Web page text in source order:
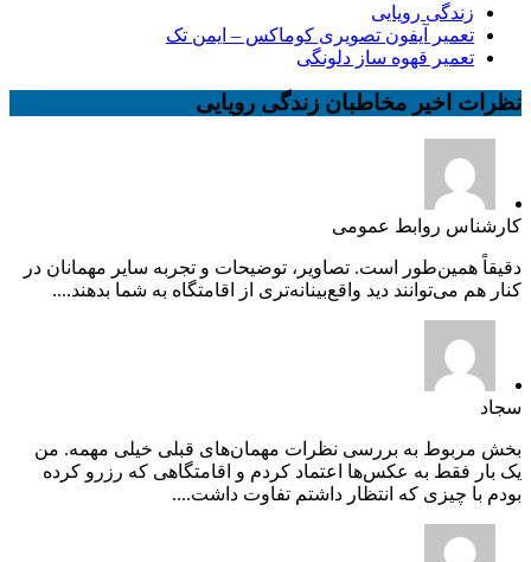
زندگی رویایی
تعمیر آیفون تصویری کوماکس – ایمن تک
تعمیر قهوه ساز دلونگی
نظرات اخیر مخاطبان زندگی رویایی
کارشناس روابط عمومی
دقیقاً همین‌طور است. تصاویر، توضیحات و تجربه سایر مهمانان در
کنار هم می‌توانند دید واقع‌بینانه‌تری از اقامتگاه به شما بدهند....
سجاد
بخش مربوط به بررسی نظرات مهمان‌های قبلی خیلی مهمه. من
یک بار فقط به عکس‌ها اعتماد کردم و اقامتگاهی که رزرو کرده
بودم با چیزی که انتظار داشتم تفاوت داشت....